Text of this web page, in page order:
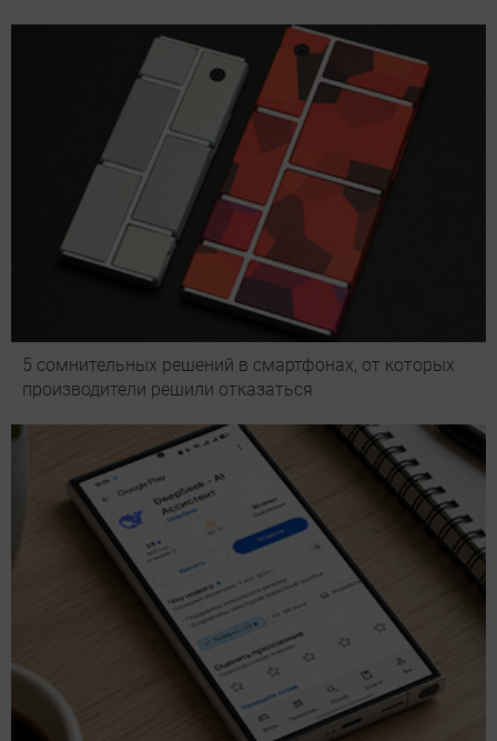
5 сомнительных решений в смартфонах, от которых
производители решили отказаться